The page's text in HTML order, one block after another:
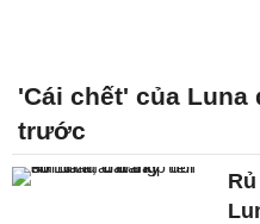
'Cái chết' của
trước